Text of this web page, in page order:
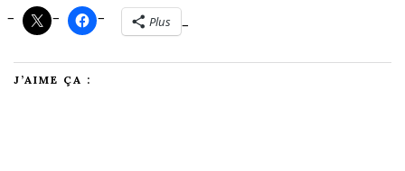
Plus
J’AIME ÇA :